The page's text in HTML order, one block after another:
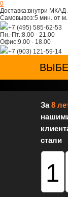
0
Доставка:внутри МКАД
Самовывоз:5 мин. от
+7 (495) 585-62-53
Пн.-Пт.:8.00 - 21.00
Офис:9.00 - 18.00
+7 (903) 121-59-14
За8
стали